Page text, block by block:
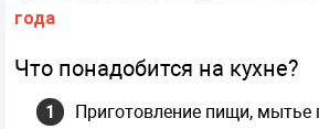
Что понадобится на кухне?
Приготовление пищи, мытье